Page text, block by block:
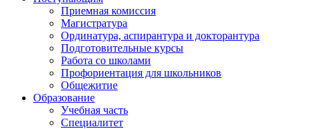
Приемная комиссия
Магистратура
Ординатура, аспирантура и докторантура
Подготовительные курсы
Работа со школами
Профориентация для школьников
Общежитие
Образование
Учебная часть
Специалитет